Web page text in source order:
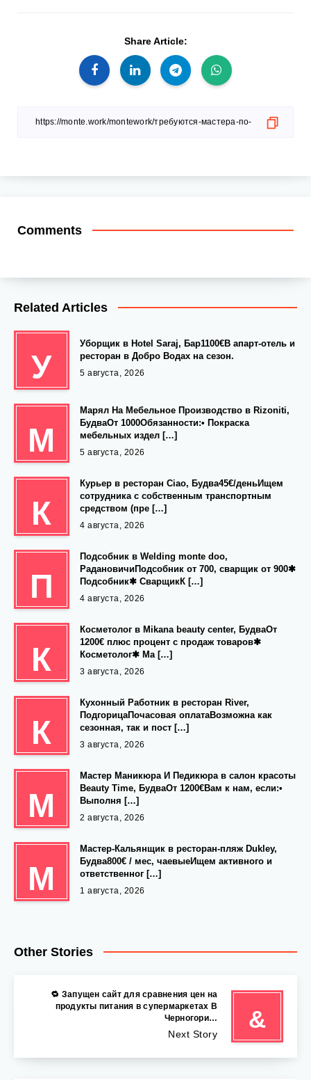
Share Article:
Comments
Related Articles
У
Уборщик в Hotel Saraj, Бар1100€В апарт-отель и
ресторан в Добро Водах на сезон.
5 августа, 2026
М
Марял На Мебельное Производство в Rizoniti,
БудваОт 1000Обязанности:• Покраска
мебельных издел […]
5 августа, 2026
К
Курьер в ресторан Ciao, Будва45€/деньИщем
сотрудника с собственным транспортным
средством (пре […]
4 августа, 2026
П
Подсобник в Welding monte doo,
РадановичиПодсобник от 700, сварщик от 900✱
Подсобник✱ СварщикК […]
4 августа, 2026
К
Косметолог в Mikana beauty center, БудваОт
1200€ плюс процент с продаж товаров✱
Косметолог✱ Ма […]
3 августа, 2026
К
Кухонный Работник в ресторан River,
ПодгорицаПочасовая оплатаВозможна как
сезонная, так и пост […]
3 августа, 2026
М
Мастер Маникюра И Педикюра в салон красоты
Beauty Time, БудваОт 1200€Вам к нам, если:•
Выполня […]
2 августа, 2026
М
Мастер-Кальянщик в ресторан-пляж Dukley,
Будва800€ / мес, чаевыеИщем активного и
ответственног […]
1 августа, 2026
Other Stories
&
🔁 Запущен сайт для сравнения цен на
продукты питания в супермаркетах В
Черногори…
Next Story